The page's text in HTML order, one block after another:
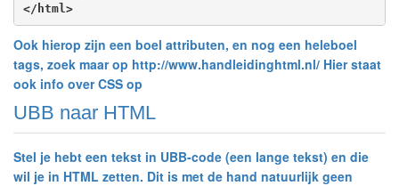
</html>
Ook hierop zijn een boel attributen, en nog een heleboel
tags, zoek maar op http://www.handleidinghtml.nl/ Hier staat
ook info over CSS op
UBB naar HTML
Stel je hebt een tekst in UBB-code (een lange tekst) en die
wil je in HTML zetten. Dit is met de hand natuurlijk geen